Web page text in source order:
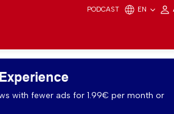
PODCAST EN
with fewer ads for 1.99€ per month or